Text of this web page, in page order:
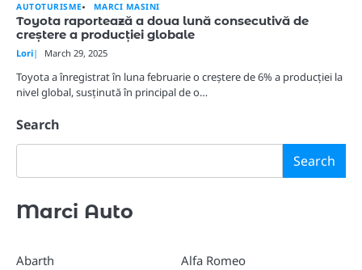
AUTOTURISME MARCI MASINI
Toyota raportează a doua lună consecutivă de
creștere a producției globale
Lori March 29, 2025
Toyota a înregistrat în luna februarie o creștere de 6% a producției la
nivel global, susținută în principal de o…
Search
Search
Marci Auto
Abarth
Alfa Romeo